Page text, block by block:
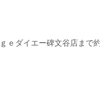
ｅダイエー碑文谷店まで